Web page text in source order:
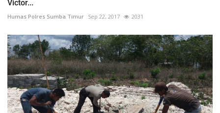
Victor...
Humas Polres Sumba Timur Sep 22, 2017 2031